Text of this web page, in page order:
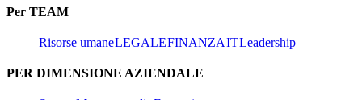
Per TEAM​​
Risorse umane​​LEGALE​​FINANZA​​IT​​Leadership​​
PER DIMENSIONE AZIENDALE​​